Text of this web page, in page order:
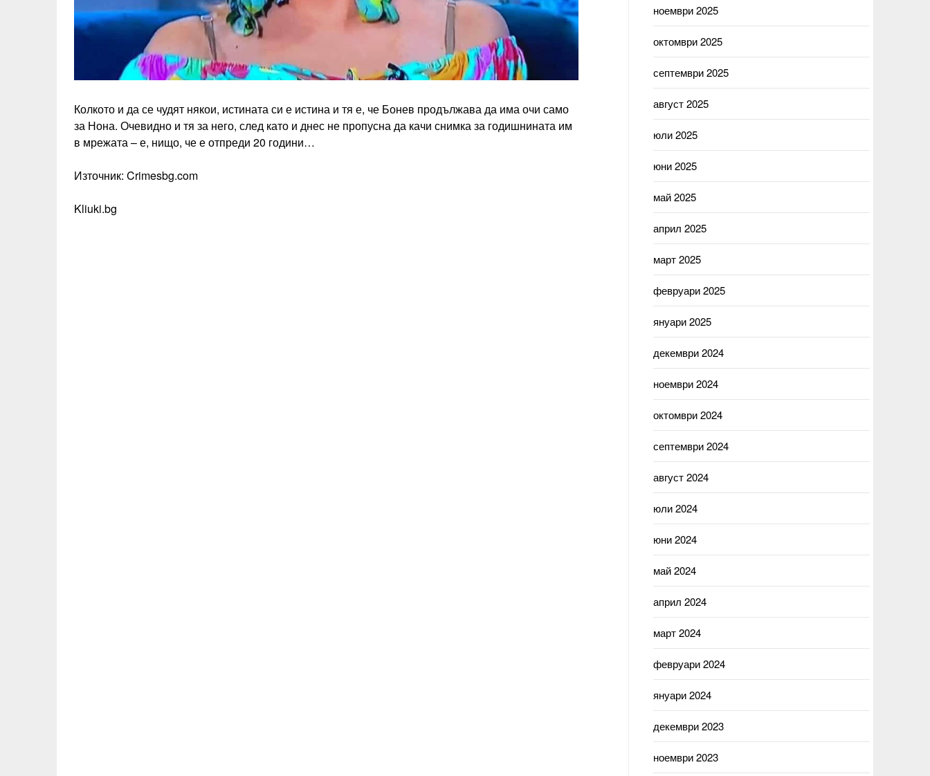
Колкото и да се чудят някои, истината си е истина и тя е, че Бонев продължава да има очи само
за Нона. Очевидно и тя за него, след като и днес не пропусна да качи снимка за годишнината им
в мрежата – е, нищо, че е отпреди 20 години…
Източник: Crimesbg.com
Kliuki.bg
ноември 2025
октомври 2025
септември 2025
август 2025
юли 2025
юни 2025
май 2025
април 2025
март 2025
февруари 2025
януари 2025
декември 2024
ноември 2024
октомври 2024
септември 2024
август 2024
юли 2024
юни 2024
май 2024
април 2024
март 2024
февруари 2024
януари 2024
декември 2023
ноември 2023